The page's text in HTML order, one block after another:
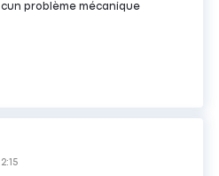
problème mécanique